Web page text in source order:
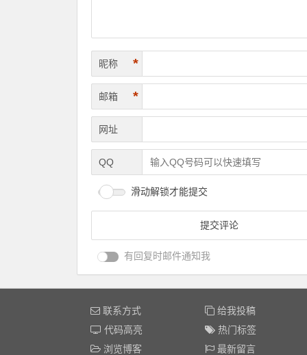
昵称 *
邮箱 *
网址
QQ
滑动解锁才能提交
有回复时邮件通知我
联系方式
给我投稿
代码高亮
热门标签
浏览博客
最新留言